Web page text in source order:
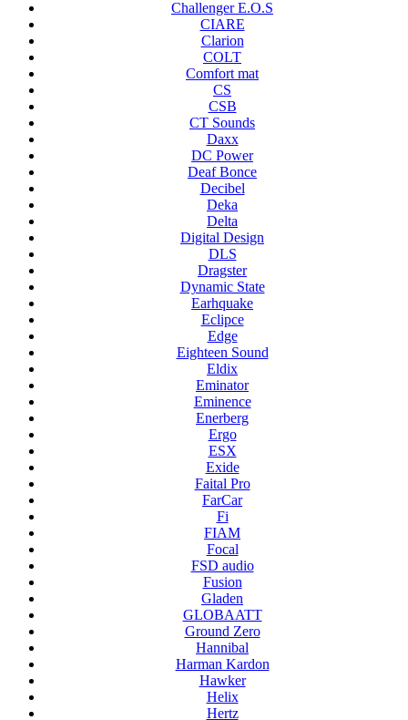
Challenger E.O.S
CIARE
Clarion
COLT
Comfort mat
CS
CSB
CT Sounds
Daxx
DC Power
Deaf Bonce
Decibel
Deka
Delta
Digital Design
DLS
Dragster
Dynamic State
Earhquake
Eclipce
Edge
Eighteen Sound
Eldix
Eminator
Eminence
Enerberg
Ergo
ESX
Exide
Faital Pro
FarCar
Fi
FIAM
Focal
FSD audio
Fusion
Gladen
GLOBAATT
Ground Zero
Hannibal
Harman Kardon
Hawker
Helix
Hertz